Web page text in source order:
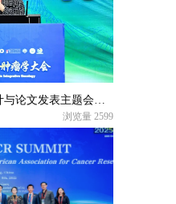
2025CCHIO 科研设计与论文发表主题会场成功召开
浏览量 2599